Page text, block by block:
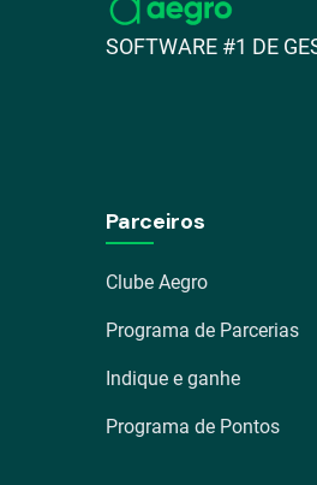
SOFTWARE #1 DE
Parceiros
Clube Aegro
Programa de Parcerias
Indique e ganhe
Programa de Pontos